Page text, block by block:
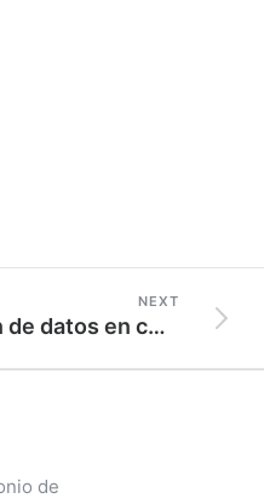
NEXT
Nueva normativa de protección de datos en contratos
de